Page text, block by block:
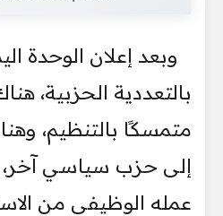
وبعد إعلان الوحدة
بالتعددية الحزبية،
متمسكًا بالتنظيم،
إلى حزب سياسي
عمله الوظيفي من